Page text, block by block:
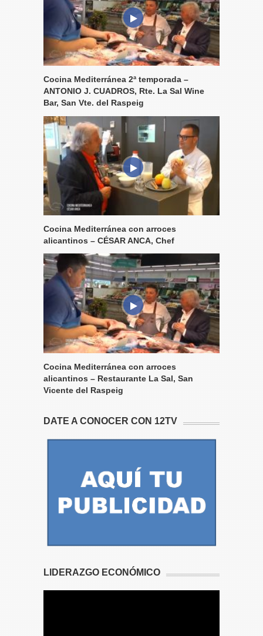
Cocina Mediterránea 2ª temporada –
ANTONIO J. CUADROS, Rte. La Sal Wine
Bar, San Vte. del Raspeig
Cocina Mediterránea con arroces
alicantinos – CÉSAR ANCA, Chef
Cocina Mediterránea con arroces
alicantinos – Restaurante La Sal, San
Vicente del Raspeig
DATE A CONOCER CON 12TV
LIDERAZGO ECONÓMICO